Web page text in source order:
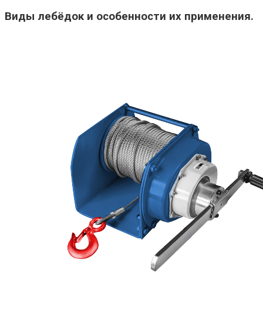
Виды лебёдок и особенности их применения.